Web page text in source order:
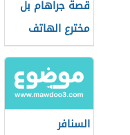
قصة جراهام بل
مخترع الهاتف
السنافر